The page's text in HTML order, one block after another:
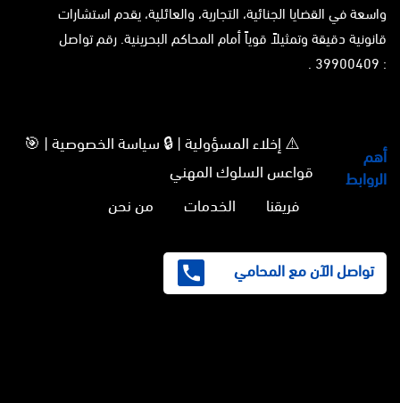
واسعة في القضايا الجنائية، التجارية، والعائلية، يقدم استشارات
قانونية دقيقة وتمثيلاً قوياً أمام المحاكم البحرينية. رقم تواصل
: 39900409 .
أهم
الروابط
⚠️ إخلاء المسؤولية | 🔒 سياسة الخصوصية | 🎯
قواعس السلوك المهني
فريقنا
الخدمات من نحن
تواصل الآن مع المحامي